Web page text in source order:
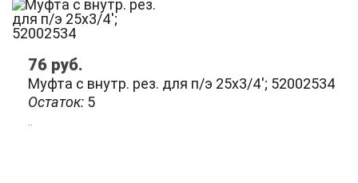
Остаток: 5
Муфта с внутр. рез. для п/э 25х3/4'; 52002534
76 руб.